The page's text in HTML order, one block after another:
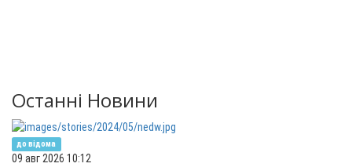
Останні Новини
до відома
09 авг 2026 10:12